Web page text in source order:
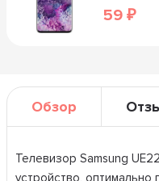
59 ₽
Обзор
Телевизор Samsung
устройство,